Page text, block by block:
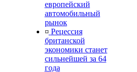
европейский
автомобильный
рынок
¤ Рецессия
британской
экономики станет
сильнейшей за 64
года